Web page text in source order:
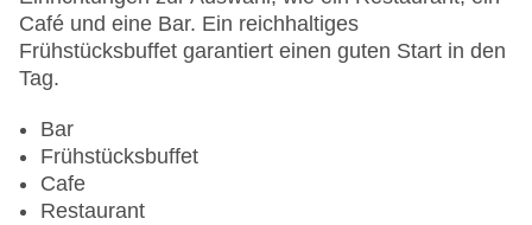
Café und eine Bar. Ein reichhaltiges
Frühstücksbuffet garantiert einen guten Start in den
Tag.
Bar
Frühstücksbuffet
Cafe
Restaurant